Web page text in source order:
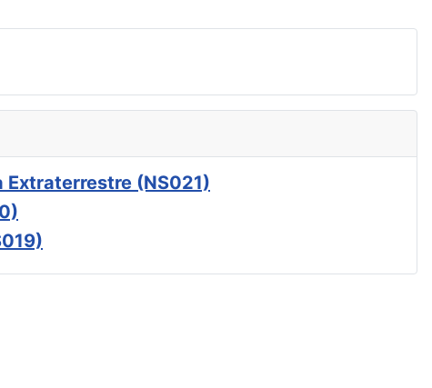
Extraterrestre (NS021)